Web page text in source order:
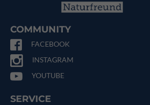
COMMUNITY
FACEBOOK
INSTAGRAM
YOUTUBE
SERVICE